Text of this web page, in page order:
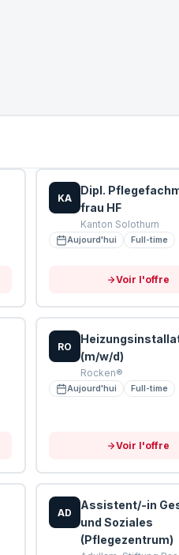
KA
Dipl.
frau HF
Kanton Solothurn
Aujourd'hui Full-time
Voir l'offre
RO
(m/w/d)
Rocken®
Aujourd'hui Full-time
Voir l'offre
AD
Assistent/-in
und Soziales
(Pflegezentrum)